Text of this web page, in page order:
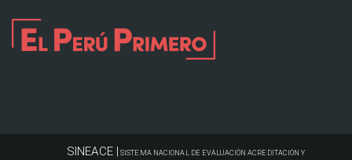
SINEACE | SISTEMA NACIONAL DE EVALUACIÓN ACREDITACIÓN Y